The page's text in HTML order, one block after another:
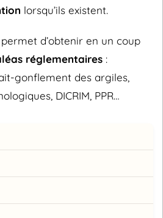
lorsqu’ils existent.
d’obtenir en un coup
réglementaires :
gonflement des argiles,
DICRIM, PPR…